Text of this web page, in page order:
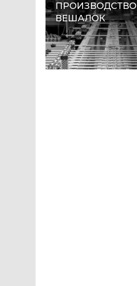
ПРОИЗВОДСТВО
ВЕШАЛОК